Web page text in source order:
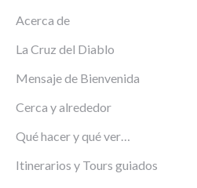
Acerca de
La Cruz del Diablo
Mensaje de Bienvenida
Cerca y alrededor
Qué hacer y qué ver…
Itinerarios y Tours guiados